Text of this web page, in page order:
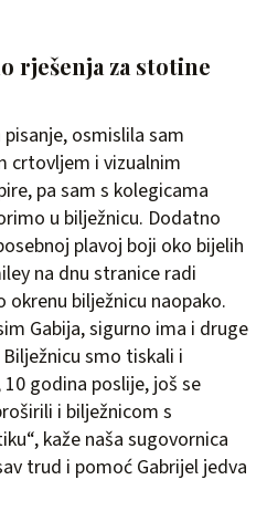
rješenja za stotine
osmislila sam
crtovljem i vizualnim
pa sam s kolegicama
u bilježnicu. Dodatno
plavoj boji oko bijelih
na dnu stranice radi
bilježnicu naopako.
Gabija, sigurno ima i druge
smo tiskali i
godina poslije, još se
i bilježnicom s
kaže naša sugovornica
trud i pomoć Gabrijel jedva